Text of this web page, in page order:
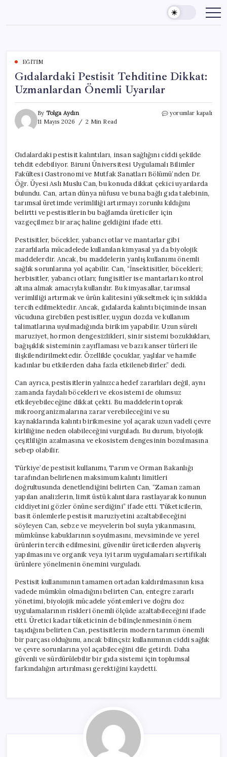
content
EĞITIM
Gıdalardaki Pestisit Tehditine Dikkat:
Uzmanlardan Önemli Uyarılar
By Tolga Aydın
11 Mayıs 2026
2 Min Read
Gıdalardaki
Önemli
Uyarılar
için
yorumlar kapalı
Gıdalardaki pestisit kalıntıları, insan sağlığını ciddi şekilde
tehdit edebiliyor. Biruni Üniversitesi Uygulamalı Bilimler
Fakültesi Gastronomi ve Mutfak Sanatları Bölümü’nden Dr.
Öğr. Üyesi Aslı Muslu Can, bu konuda dikkat çekici uyarılarda
bulundu. Can, artan dünya nüfusu ve buna bağlı gıda talebinin,
tarımsal üretimde verimliliği artırmayı zorunlu kıldığını
belirtti ve pestisitlerin bu bağlamda üreticiler için
vazgeçilmez bir araç haline geldiğini ifade etti.
Pestisitler, böcekler, yabancı otlar ve mantarlar gibi
zararlılarla mücadelede kullanılan kimyasal ya da biyolojik
maddelerdir. Ancak, bu maddelerin yanlış kullanımı önemli
sağlık sorunlarına yol açabilir. Can, “İnsektisitler, böcekleri;
herbisitler, yabancı otları; fungisitler ise mantarları kontrol
altına almak amacıyla kullanılır. Bu kimyasallar, tarımsal
verimliliği artırmak ve ürün kalitesini yükseltmek için sıklıkla
tercih edilmektedir. Ancak, gıdalarda kalıntı biçiminde insan
vücuduna girebilen pestisitler, uygun dozda ve kullanım
talimatlarına uyulmadığında birikim yapabilir. Uzun süreli
maruziyet, hormon dengesizlikleri, sinir sistemi bozuklukları,
bağışıklık sisteminin zayıflaması ve bazı kanser türleri ile
ilişkilendirilmektedir. Özellikle çocuklar, yaşlılar ve hamile
kadınlar bu etkilerden daha fazla etkilenebilirler.” dedi.
Can ayrıca, pestisitlerin yalnızca hedef zararlıları değil, aynı
zamanda faydalı böcekleri ve ekosistemi de olumsuz
etkileyebileceğine dikkat çekti. Bu maddelerin toprak
mikroorganizmalarına zarar verebileceğini ve su
kaynaklarında kalıntı birikmesine yol açarak uzun vadeli çevre
kirliliğine neden olabileceğini vurguladı. Bu durum, biyolojik
çeşitliliğin azalmasına ve ekosistem dengesinin bozulmasına
sebep olabilir.
Türkiye’de pestisit kullanımı, Tarım ve Orman Bakanlığı
tarafından belirlenen maksimum kalıntı limitleri
doğrultusunda denetlendiğini belirten Can, “Zaman zaman
yapılan analizlerin, limit üstü kalıntılara rastlayarak konunun
ciddiyetini gözler önüne serdiğini” ifade etti. Tüketicilerin,
basit önlemlerle pestisit maruziyetini azaltabileceğini
söyleyen Can, sebze ve meyvelerin bol suyla yıkanmasını,
mümkünse kabuklarının soyulmasını, mevsiminde ve yerel
ürünlerin tercih edilmesini, güvenilir üreticilerden alışveriş
yapılmasını ve organik veya iyi tarım uygulamaları sertifikalı
ürünlere yönelmenin önemini vurguladı.
Pestisit kullanımının tamamen ortadan kaldırılmasının kısa
vadede mümkün olmadığını belirten Can, entegre zararlı
yönetimi, biyolojik mücadele yöntemleri ve doğru doz
uygulamalarının riskleri önemli ölçüde azaltabileceğini ifade
etti. Üretici kadar tüketicinin de bilinçlenmesinin önem
taşıdığını belirten Can, pestisitlerin modern tarımın önemli
bir parçası olduğunu, ancak bilinçsiz kullanımının ciddi sağlık
ve çevre sorunlarına yol açabileceğini dile getirdi. Daha
güvenli ve sürdürülebilir bir gıda sistemi için toplumsal
farkındalığın artırılması gerektiğini kaydetti.